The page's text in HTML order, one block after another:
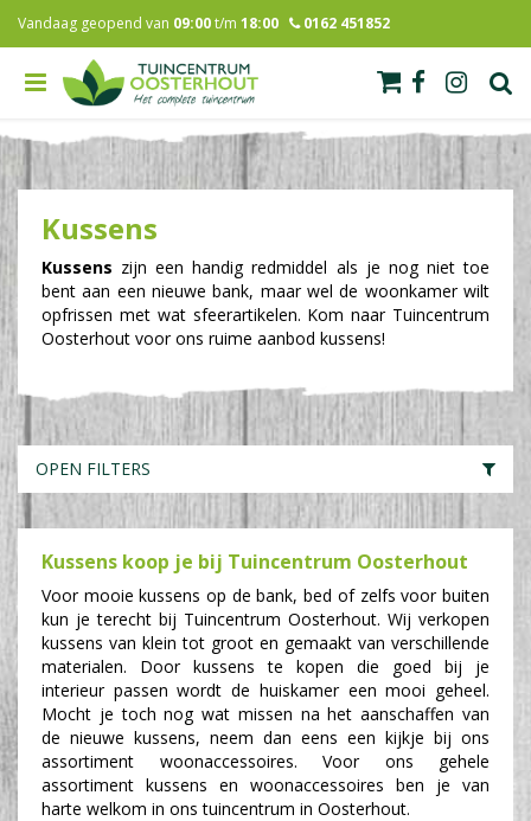
o
e
Vandaag geopend van 09:00t/m 18:00 0162 451852
Kussens
Kussens zijn een handig redmiddel als je nog niet toe
bent aan een nieuwe bank, maar wel de woonkamer wilt
opfrissen met wat sfeerartikelen. Kom naar Tuincentrum
Oosterhout voor ons ruime aanbod kussens!
OPEN FILTERS
Kussens koop je bij Tuincentrum Oosterhout
Voor mooie kussens op de bank, bed of zelfs voor buiten
kun je terecht bij Tuincentrum Oosterhout. Wij verkopen
kussens van klein tot groot en gemaakt van verschillende
materialen. Door kussens te kopen die goed bij je
interieur passen wordt de huiskamer een mooi geheel.
Mocht je toch nog wat missen na het aanschaffen van
de nieuwe kussens, neem dan eens een kijkje bij ons
assortiment woonaccessoires. Voor ons gehele
assortiment kussens en woonaccessoires ben je van
harte welkom in ons tuincentrum in Oosterhout.